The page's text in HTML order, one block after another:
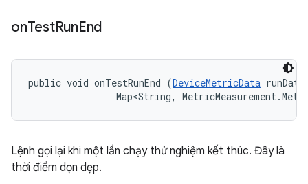
onTestRunEnd
public void onTestRunEnd (DeviceMetricData
Map<String,
Lệnh gọi lại khi một lần chạy thử nghiệm kết thúc. Đây là
thời điểm dọn dẹp.